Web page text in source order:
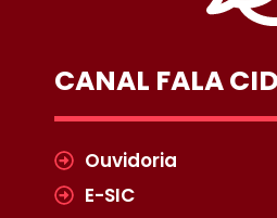
CANAL FALA
Ouvidoria
E-SIC